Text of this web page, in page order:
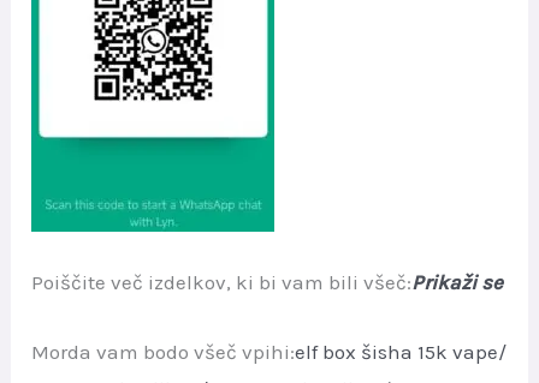
Poiščite več izdelkov, ki bi vam bili všeč:Prikaži se
Morda vam bodo všeč vpihi:elf box šisha 15k vape/